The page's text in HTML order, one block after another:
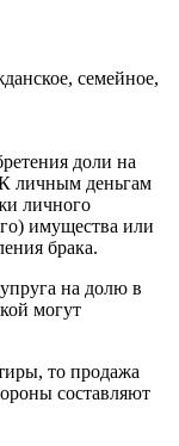
семейное,
доли на
К личным деньгам
личного
имущества или
брака.
на долю в
могут
то продажа
составляют